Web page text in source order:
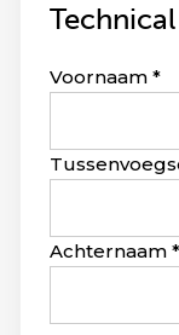
Leave
blank
Voornaam
Achternaam